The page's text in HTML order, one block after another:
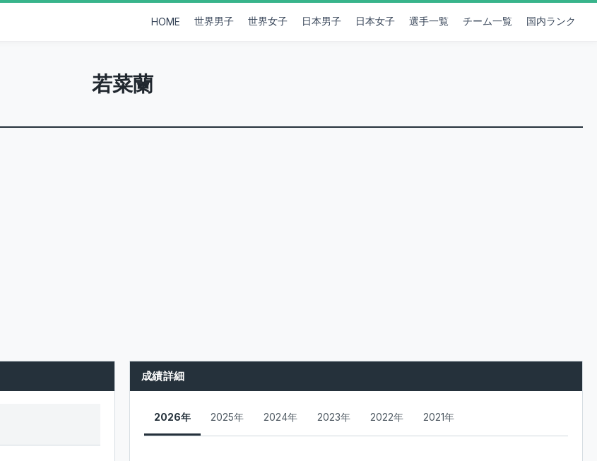
HOME 世界男子 世界女子 日本男子 日本女子 選手一覧 チーム一覧 国内ランク
若菜蘭
成績詳細
2026年 2025年 2024年 2023年 2022年 2021年